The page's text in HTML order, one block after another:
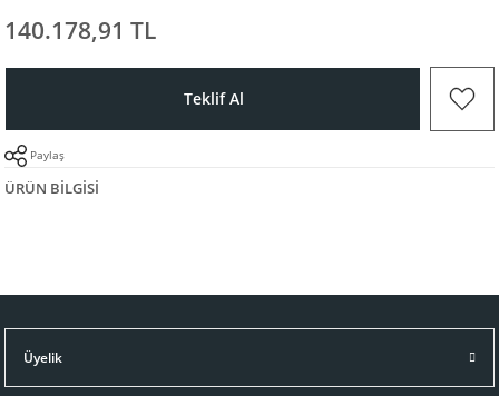
140.178,91 TL
Teklif Al
Paylaş
ÜRÜN BILGISI
Üyelik